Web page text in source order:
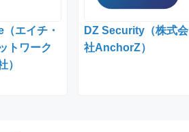
エイチ・
トワーク
）
DZ Security（株式会
社AnchorZ）